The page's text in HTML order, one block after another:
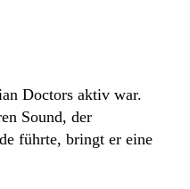
Doctors aktiv war.
Sound, der
führte, bringt er eine